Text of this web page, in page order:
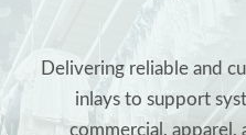
Delivering reliable and
inlays to support
commercial, apparel,